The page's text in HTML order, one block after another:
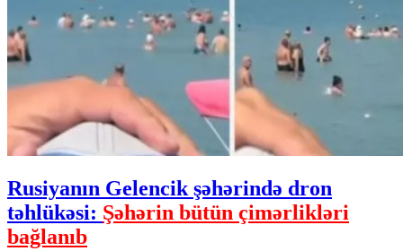
Rusiyanın Gelencik şəhərində dron
təhlükəsi: Şəhərin bütün çimərlikləri
bağlanıb